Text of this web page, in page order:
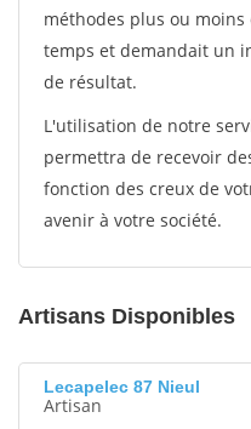
méthodes plus ou
temps et demandait un
de résultat.
L'utilisation de notre
permettra de recevoir
fonction des creux de
avenir à votre société.
Artisans Disponibles
Lecapelec 87 Nieul
Artisan